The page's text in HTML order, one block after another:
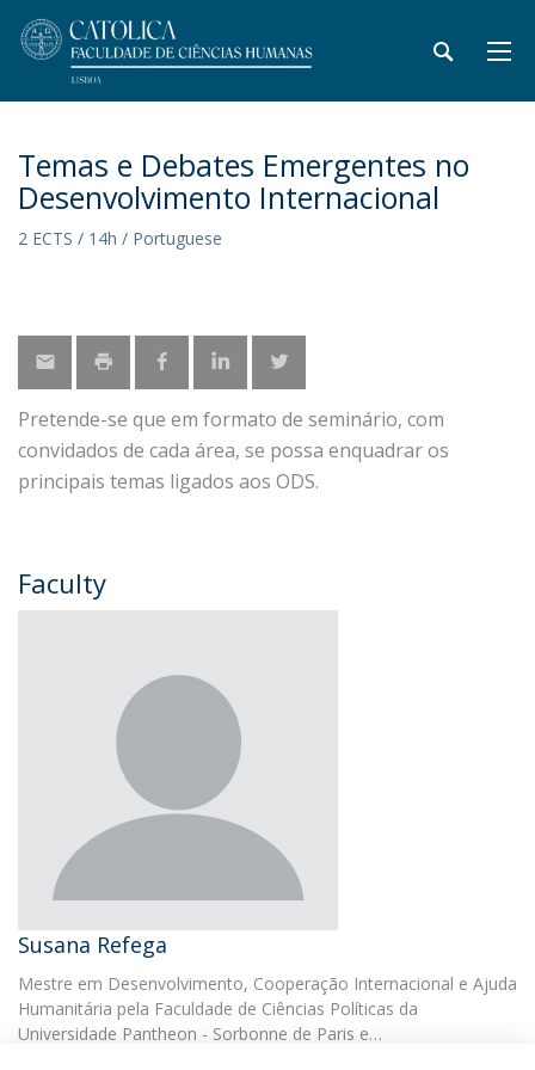
Temas e Debates Emergentes no
Desenvolvimento Internacional
2 ECTS / 14h / Portuguese
Pretende-se que em formato de seminário, com
convidados de cada área, se possa enquadrar os
principais temas ligados aos ODS.
Faculty
Susana Refega
Mestre em Desenvolvimento, Cooperação Internacional e Ajuda
Humanitária pela Faculdade de Ciências Políticas da
Universidade Pantheon - Sorbonne de Paris e…